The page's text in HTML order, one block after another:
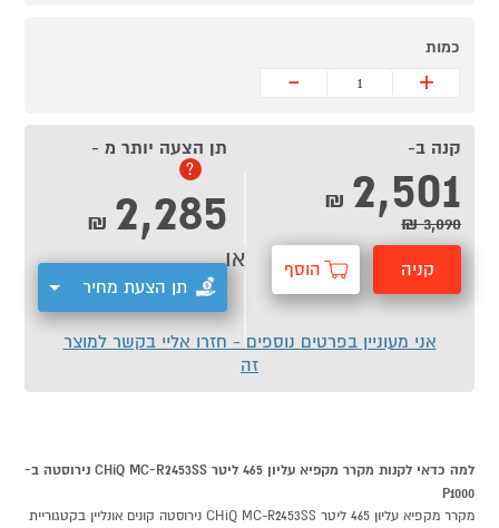
כמות
+
-
קנה ב-
2,501
₪
3,090 ₪
קניה הוסף
תן הצעה יותר מ -
?
2,285
₪
תן הצעת מחיר
או
אני מעוניין בפרטים נוספים - חזרו אליי בקשר למוצר
זה
למה כדאי לקנות מקרר מקפיא עליון 465 ליטר CHiQ MC-R2453SS נירוסטה ב-
P1000
מקרר מקפיא עליון 465 ליטר CHiQ MC-R2453SS נירוסטה קונים אונליין בקטגוריית